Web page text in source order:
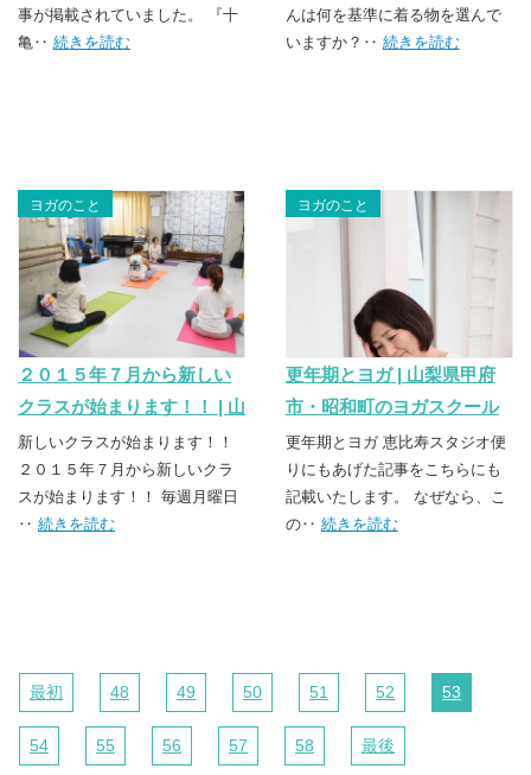
事が掲載されていました。 『十
亀‥ 続きを読む
んは何を基準に着る物を選んで
いますか？‥ 続きを読む
ヨガのこと
２０１５年７月から新しい
クラスが始まります！！ | 山
梨県甲府市・昭和町のヨガ
スクール TSUNAGU（つな
ぐ）
新しいクラスが始まります！！
２０１５年７月から新しいクラ
スが始まります！！ 毎週月曜日
‥ 続きを読む
ヨガのこと
更年期とヨガ | 山梨県甲府
市・昭和町のヨガスクール
TSUNAGU（つなぐ）
更年期とヨガ 恵比寿スタジオ便
りにもあげた記事をこちらにも
記載いたします。 なぜなら、こ
の‥ 続きを読む
最初 48 49 50 51 52 53
54 55 56 57 58 最後